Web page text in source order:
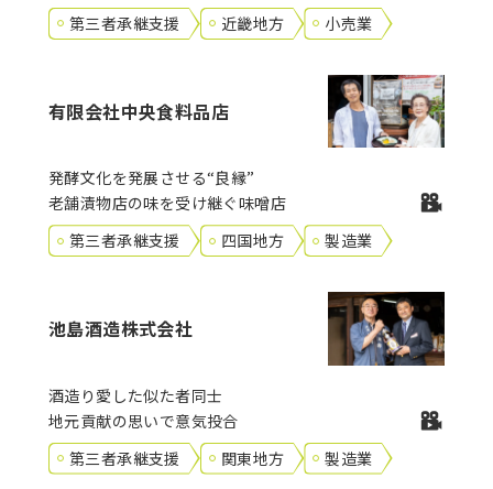
第三者承継支援
近畿地方 小売業
有限会社中央食料品店
発酵文化を発展させる“良縁”
老舗漬物店の味を受け継ぐ味噌店
第三者承継支援
四国地方 製造業
池島酒造株式会社
酒造り愛した似た者同士
地元貢献の思いで意気投合
第三者承継支援
関東地方 製造業